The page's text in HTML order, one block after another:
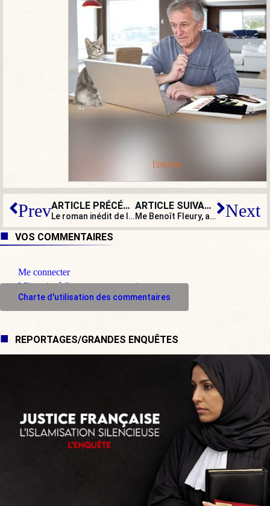
Prev ARTICLE PRÉCÉDENT
Le roman inédit de l’été : Derrière le mur (2)
ARTICLE SUIVANT
Me Benoît Fleury, affaire de l’ICES : « Il est légitime de revendiquer des droits, tout comme il est légitime de s’y opposer » Next
VOS COMMENTAIRES
Me connecter
M'inscrire à l'espace commentaire
Charte d'utilisation des commentaires
REPORTAGES/GRANDES ENQUÊTES